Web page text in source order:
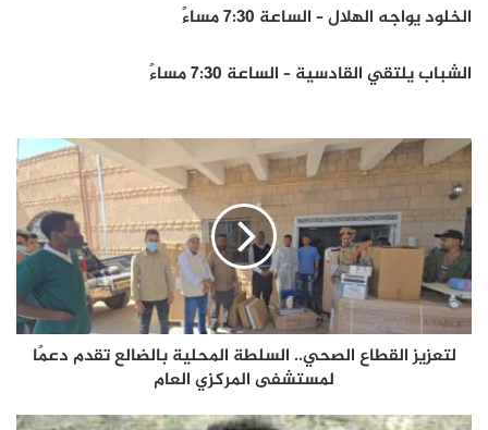
الخلود يواجه الهلال – الساعة 7:30 مساءً
الشباب يلتقي القادسية – الساعة 7:30 مساءً
لتعزيز
القطاع
الصحي.. السلطة
المحلية
بالضالع
تقدم
دعمًا
لمستشفى
المركزي
العام
لتعزيز القطاع الصحي.. السلطة المحلية بالضالع تقدم دعمًا
لمستشفى المركزي العام
الجنوب